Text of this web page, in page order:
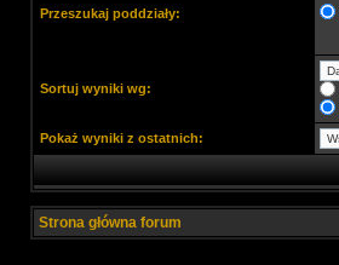
Przeszukaj poddziały:
Sortuj wyniki wg:
Pokaż wyniki z ostatnich:
Strona główna forum